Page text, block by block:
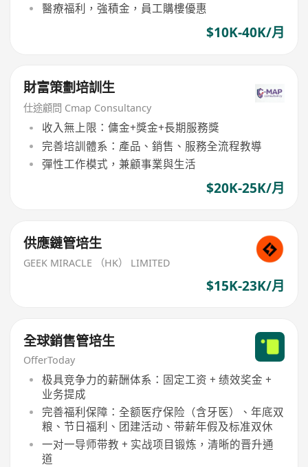
醫療福利，強積金，員工購樓優惠
$10K-40K/月
財富策劃培訓生
仕途顧問 Cmap Consultancy
收入無上限：傭金+獎金+長期服務獎
完善培訓體系：產品、銷售、服務全流程教導
彈性工作模式，兼顧事業與生活
$20K-25K/月
供應鏈管培生
GEEK MIRACLE （HK） LIMITED
$15K-23K/月
全球銷售管培生
OfferToday
极具竞争力的薪酬体系：固定工资 + 绩效奖金 +
业务提成
完善福利保障：全额医疗保险（含牙医）、年底双
粮、节日福利、团建活动、带薪年假及标准双休
一对一导师带教 + 实战项目锻炼，清晰的晋升通
道